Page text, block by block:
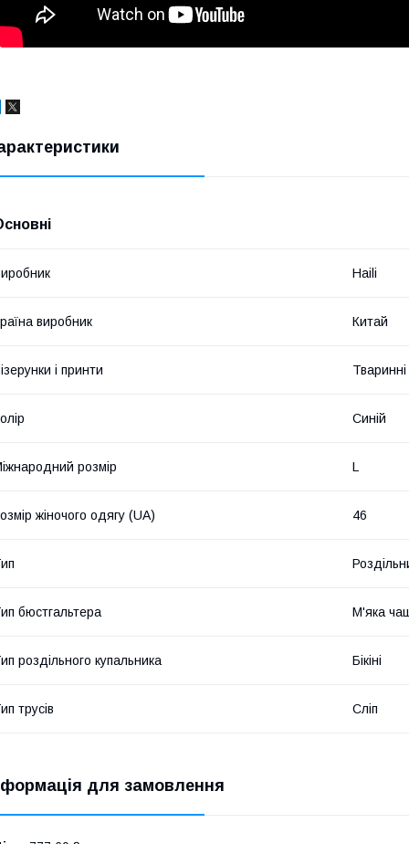
Haili
виробник Китай
і принти
Синій
розмір L
жіночого одягу (UA) 46
бюстгальтера М'яка
роздільного купальника Бікіні
трусів Сліп
для замовлення